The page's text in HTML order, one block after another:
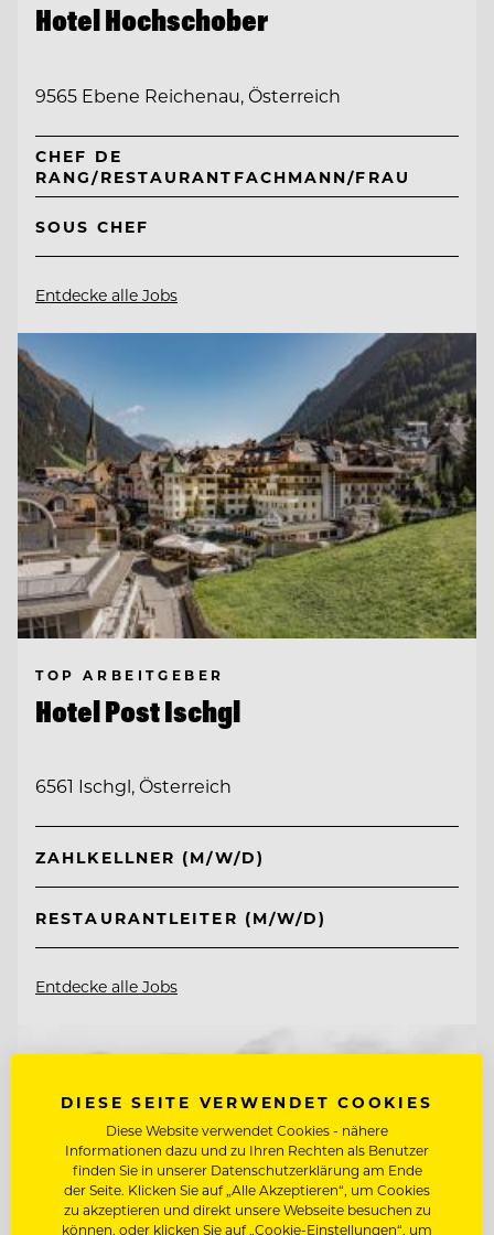
Hotel Hochschober
9565 Ebene Reichenau, Österreich
CHEF DE
RANG/RESTAURANTFACHMANN/FRAU
SOUS CHEF
Entdecke alle Jobs
TOP ARBEITGEBER
Hotel Post Ischgl
6561 Ischgl, Österreich
ZAHLKELLNER (M/W/D)
RESTAURANTLEITER (M/W/D)
Entdecke alle Jobs
DIESE SEITE VERWENDET COOKIES
Diese Website verwendet Cookies - nähere
Informationen dazu und zu Ihren Rechten als Benutzer
finden Sie in unserer Datenschutzerklärung am Ende
der Seite. Klicken Sie auf „Alle Akzeptieren“, um Cookies
zu akzeptieren und direkt unsere Webseite besuchen zu
können, oder klicken Sie auf „Cookie-Einstellungen“, um